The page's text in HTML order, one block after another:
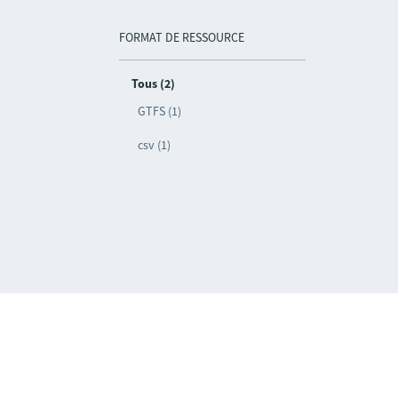
FORMAT DE RESSOURCE
Tous (2)
GTFS (1)
csv (1)